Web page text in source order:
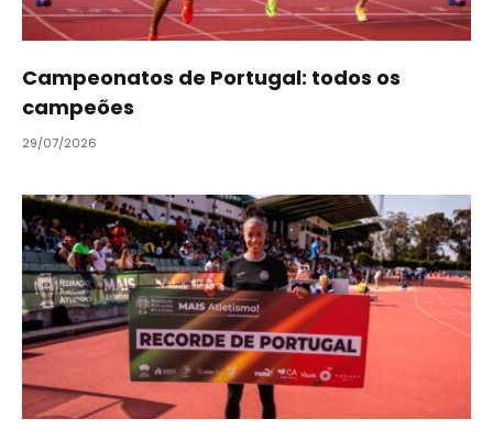
Campeonatos de Portugal: todos os
campeões
29/07/2026